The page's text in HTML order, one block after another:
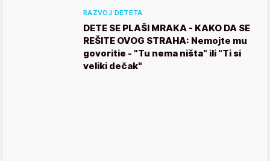
RAZVOJ DETETA
DETE SE PLAŠI MRAKA - KAKO DA SE
REŠITE OVOG STRAHA: Nemojte mu
govoritie - "Tu nema ništa" ili "Ti si
veliki dečak"